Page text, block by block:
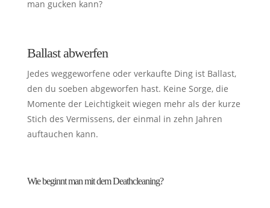
man gucken kann?
Ballast abwerfen
Jedes weggeworfene oder verkaufte Ding ist Ballast,
den du soeben abgeworfen hast. Keine Sorge, die
Momente der Leichtigkeit wiegen mehr als der kurze
Stich des Vermissens, der einmal in zehn Jahren
auftauchen kann.
Wie beginnt man mit dem Deathcleaning?